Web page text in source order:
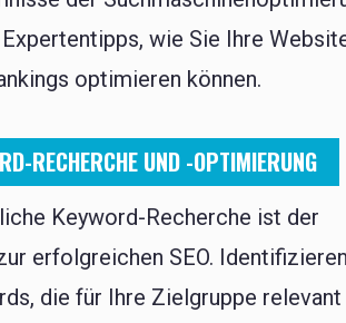
wie Sie Ihre
optimieren können.
RECHERCHE UND -OPTIMIERUNG
Keyword-Recherche ist der
erfolgreichen SEO.
die für Ihre Zielgruppe relevant